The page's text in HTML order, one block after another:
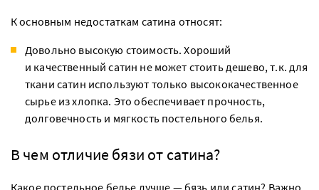
К основным недостаткам сатина относят:
Довольно высокую стоимость. Хороший
и качественный сатин не может стоить дешево, т.к. для
ткани сатин используют только высококачественное
сырье из хлопка. Это обеспечивает прочность,
долговечность и мягкость постельного белья.
В чем отличие бязи от сатина?
Какое постельное белье лучше — бязь или сатин? Важно